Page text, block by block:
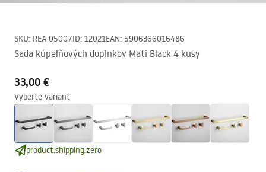
SKU: REA-05007ID: 12021EAN: 5906366016486
Sada kúpeľňových doplnkov Mati Black 4 kusy
33,00 €
Vyberte variant
product:shipping.zero